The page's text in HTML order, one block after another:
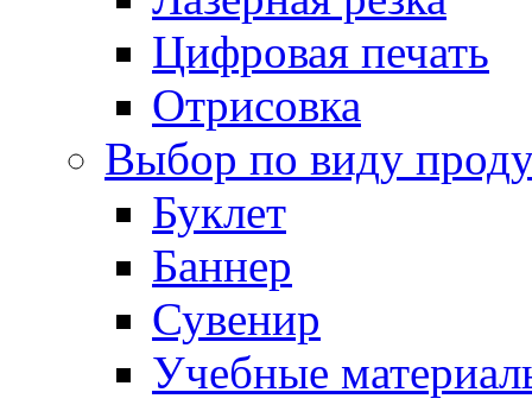
Цифровая печать
Отрисовка
Выбор по виду
Буклет
Баннер
Сувенир
Учебные